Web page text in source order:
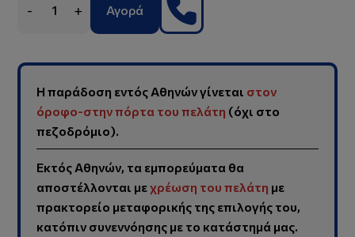
- + Αγορά
Η παράδοση εντός Αθηνών γίνεται στον
όροφο-στην πόρτα του πελάτη (όχι στο
πεζοδρόμιο).
Εκτός Αθηνών, τα εμπορεύματα θα
αποστέλλονται μεχρέωση του πελάτη με
πρακτορείο μεταφορικής της επιλογής του,
κατόπιν συνεννόησης με το κατάστημά μας.